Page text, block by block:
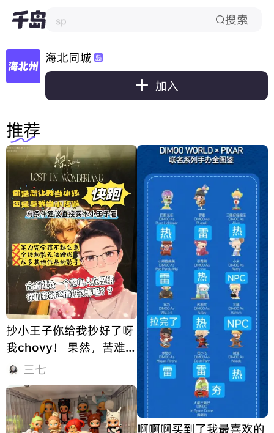
星星人 搜索
海北同城 岛
 加入
推荐
抄小王子你给我抄好了呀
我chovy！ 果然，苦难是
文学的温床。好本懒的
写，坐牢才有动力写帖
子。绿洲六月一日我给的
一句话评价就是小王子Ai
三七
啊啊啊买到了我最喜欢的